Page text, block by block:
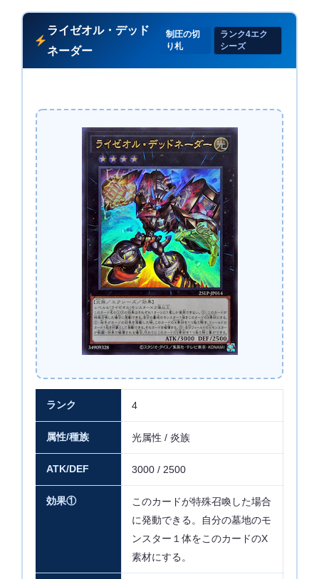
ライゼオル・デッド
ネーダー
制圧の切
り札
ランク4エク
シーズ
ランク 4
属性/種族 光属性 / 炎族
ATK/DEF 3000 / 2500
効果①
このカードが特殊召喚した場合
に発動できる。自分の墓地のモ
ンスター１体をこのカードのX
素材にする。